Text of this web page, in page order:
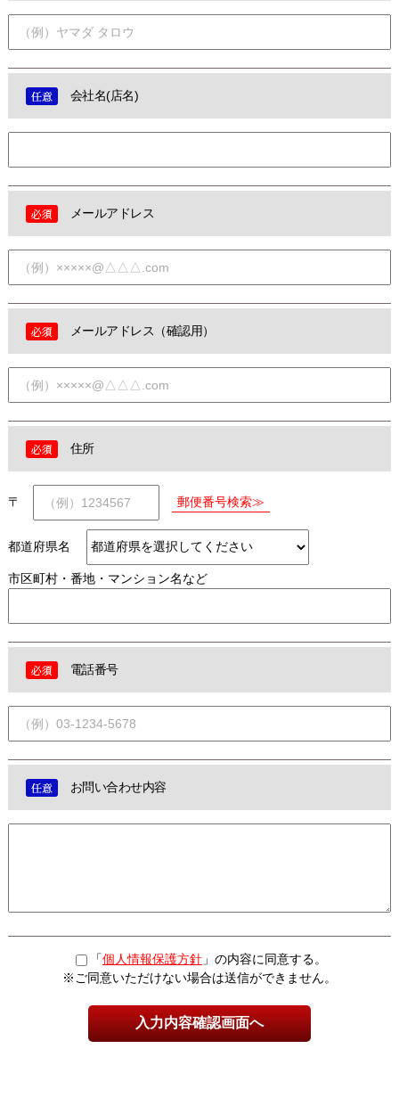
会社名(店名)
メールアドレス
メールアドレス（確認用）
住所
〒
都道府県名
市区町村・番地・マンション名など
電話番号
お問い合わせ内容
「個人情報保護方針 」の内容に同意する。
※ご同意いただけない場合は送信ができません。